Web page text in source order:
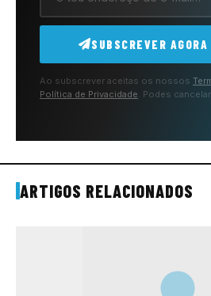
SUBSCREVER
Ao subscrever aceitas os nossos
Política de Privacidade . Podes
ARTIGOS RELACIONADOS